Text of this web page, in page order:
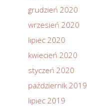
grudzień 2020
wrzesień 2020
lipiec 2020
kwiecień 2020
styczeń 2020
październik 2019
lipiec 2019